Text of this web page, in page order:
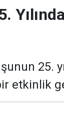
25.
etkinlik